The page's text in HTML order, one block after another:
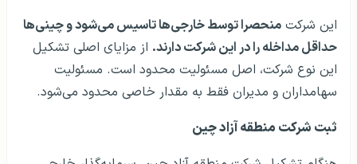
این شرکت منحصرا توسط خارجی‌ها تاسیس می‌شود و چینی‌ها
حداقل مداخله را در این شرکت دارند. از مزایای اصلی تشکیل
این نوع شرکت، اصل مسئولیت محدود است. مسئولیت
سهامداران و مدیران فقط به مقدار خاصی محدود می‌شود.
ثبت شرکت منطقه آزاد چین